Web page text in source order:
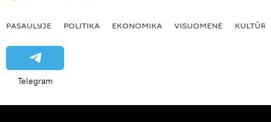
PASAULYJE POLITIKA EKONOMIKA VISUOMENĖ KULTŪRA
Telegram